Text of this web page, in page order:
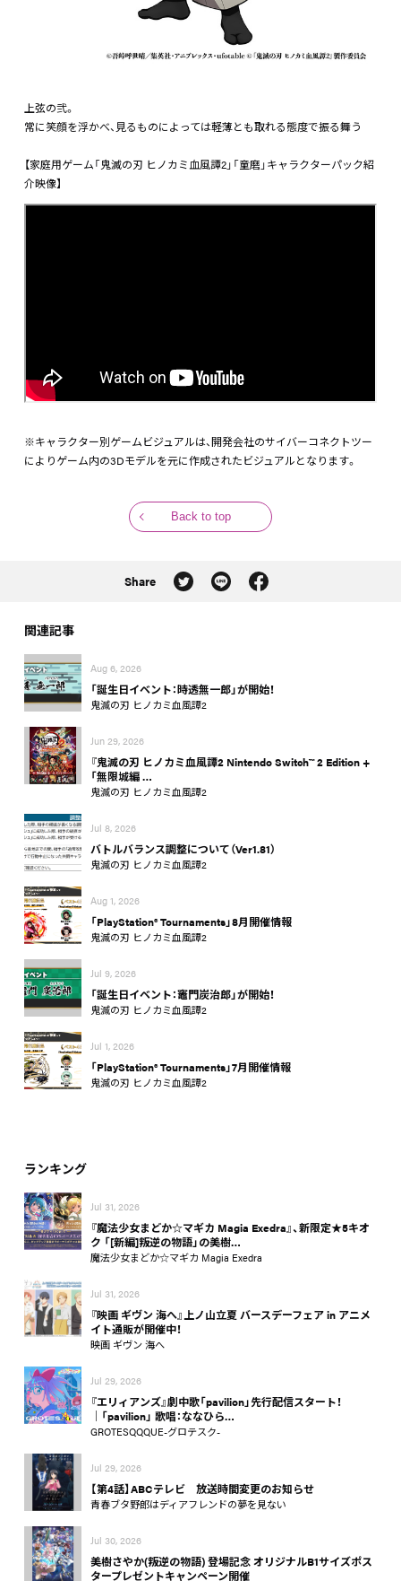
上弦の弐。
常に笑顔を浮かべ、見るものによっては軽薄とも取れる態度で振る舞う
【家庭用ゲーム「鬼滅の刃 ヒノカミ血風譚2」「童磨」キャラクターパック紹
介映像】
※キャラクター別ゲームビジュアルは、開発会社のサイバーコネクトツー
によりゲーム内の3Dモデルを元に作成されたビジュアルとなります。
Back to top
Share
関連記事
Aug 6, 2026
「誕生日イベント：時透無一郎」が開始！
鬼滅の刃 ヒノカミ血風譚2
Jun 29, 2026
『鬼滅の刃 ヒノカミ血風譚2 Nintendo Switch™ 2 Edition +
「無限城編 …
鬼滅の刃 ヒノカミ血風譚2
Jul 8, 2026
バトルバランス調整について（Ver1.81）
鬼滅の刃 ヒノカミ血風譚2
Aug 1, 2026
「PlayStation® Tournaments」8月開催情報
鬼滅の刃 ヒノカミ血風譚2
Jul 9, 2026
「誕生日イベント：竈門炭治郎」が開始！
鬼滅の刃 ヒノカミ血風譚2
Jul 1, 2026
「PlayStation® Tournaments」7月開催情報
鬼滅の刃 ヒノカミ血風譚2
ランキング
Jul 31, 2026
『魔法少女まどか☆マギカ Magia Exedra』、新限定★5キオ
ク 「[新編]叛逆の物語」の美樹…
魔法少女まどか☆マギカ Magia Exedra
Jul 31, 2026
『映画 ギヴン 海へ』上ノ山立夏 バースデーフェア in アニメ
イト通販が開催中！
映画 ギヴン 海へ
Jul 29, 2026
『エリィアンズ』劇中歌「pavilion」先行配信スタート！
│「pavilion」 歌唱：ななひら…
GROTESQQQUE-グロテスク-
Jul 29, 2026
【第4話】ABCテレビ 放送時間変更のお知らせ
青春ブタ野郎はディアフレンドの夢を見ない
Jul 30, 2026
美樹さやか(叛逆の物語) 登場記念 オリジナルB1サイズポス
タープレゼントキャンペーン開催